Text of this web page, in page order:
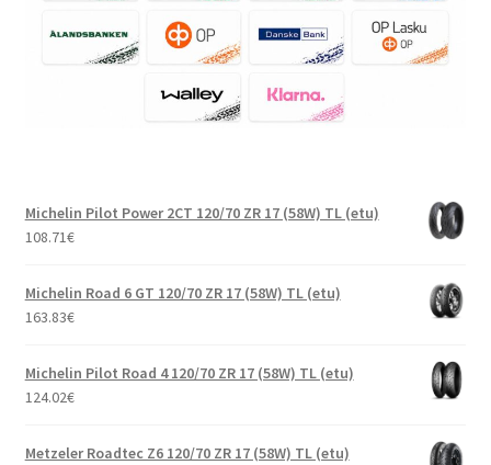
Michelin Pilot Power 2CT 120/70 ZR 17 (58W) TL (etu)
108.71€
Michelin Road 6 GT 120/70 ZR 17 (58W) TL (etu)
163.83€
Michelin Pilot Road 4 120/70 ZR 17 (58W) TL (etu)
124.02€
Metzeler Roadtec Z6 120/70 ZR 17 (58W) TL (etu)